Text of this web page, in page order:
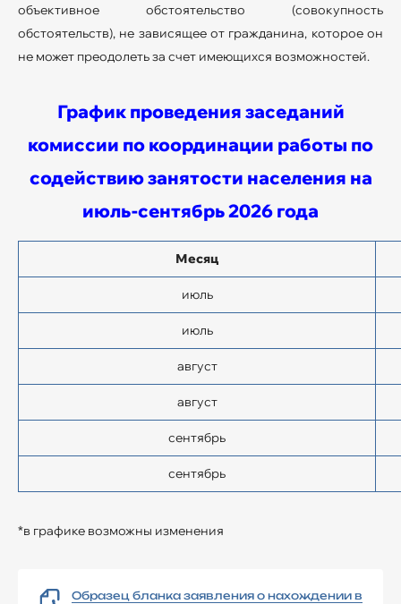
объективное обстоятельство (совокупность
обстоятельств), не зависящее от гражданина, которое он
не может преодолеть за счет имеющихся возможностей.
График проведения заседаний
комиссии по координации работы по
содействию занятости населения на
июль-сентябрь 2026 года
Месяц
июль
июль
август
август
сентябрь
сентябрь
*в графике возможны изменения
Образец бланка заявления о нахождении в